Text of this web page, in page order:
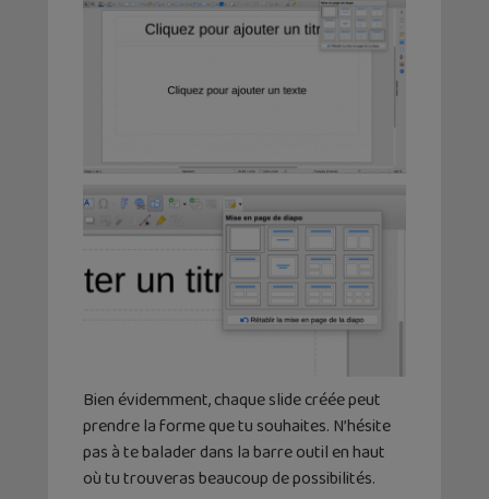
Bien évidemment, chaque slide créée peut
prendre la forme que tu souhaites. N’hésite
pas à te balader dans la barre outil en haut
où tu trouveras beaucoup de possibilités.